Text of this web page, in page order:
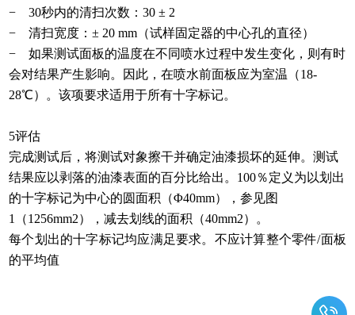
− 30秒内的清扫次数：30 ± 2
− 清扫宽度：± 20 mm（试样固定器的中心孔的直径）
− 如果测试面板的温度在不同喷水过程中发生变化，则有时
会对结果产生影响。因此，在喷水前面板应为室温（18-
28℃）。该项要求适用于所有十字标记。
5评估
完成测试后，将测试对象擦干并确定油漆损坏的延伸。测试
结果应以剥落的油漆表面的百分比给出。 100％定义为以划出
的十字标记为中心的圆面积（Φ40mm），参见图
1（1256mm2），减去划线的面积（40mm2）。
每个划出的十字标记均应满足要求。不应计算整个零件/面板
的平均值